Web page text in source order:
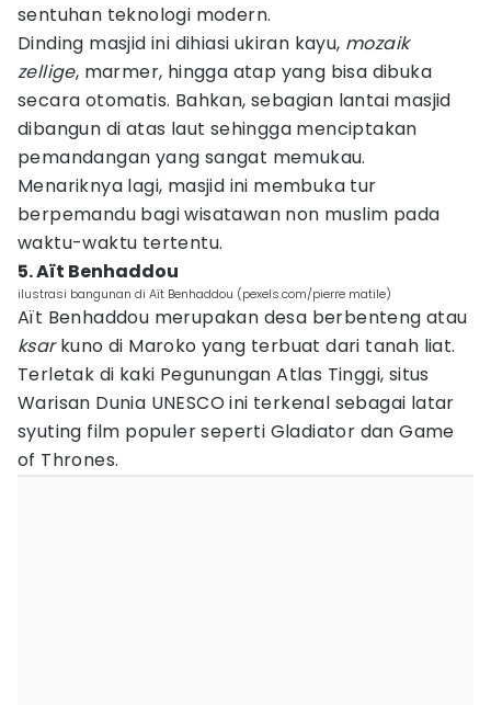
sentuhan teknologi modern.
Dinding masjid ini dihiasi ukiran kayu, mozaik
zellige, marmer, hingga atap yang bisa dibuka
secara otomatis. Bahkan, sebagian lantai masjid
dibangun di atas laut sehingga menciptakan
pemandangan yang sangat memukau.
Menariknya lagi, masjid ini membuka tur
berpemandu bagi wisatawan non muslim pada
waktu-waktu tertentu.
5. Aït Benhaddou
ilustrasi bangunan di Aït Benhaddou (pexels.com/pierre matile)
Aït Benhaddou merupakan desa berbenteng atau
ksarkuno di Maroko yang terbuat dari tanah liat.
Terletak di kaki Pegunungan Atlas Tinggi, situs
Warisan Dunia UNESCO ini terkenal sebagai latar
syuting film populer seperti Gladiator dan Game
of Thrones.